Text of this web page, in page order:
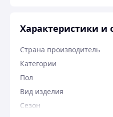
Характеристики и
Страна производитель
Категории
Пол
Вид изделия
Сезон